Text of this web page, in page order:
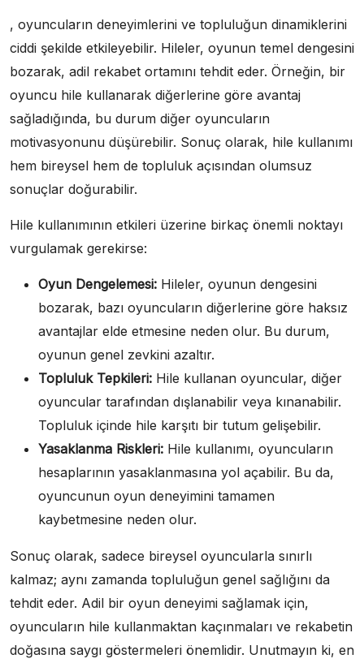
, oyuncuların deneyimlerini ve topluluğun dinamiklerini
ciddi şekilde etkileyebilir. Hileler, oyunun temel dengesini
bozarak, adil rekabet ortamını tehdit eder. Örneğin, bir
oyuncu hile kullanarak diğerlerine göre avantaj
sağladığında, bu durum diğer oyuncuların
motivasyonunu düşürebilir. Sonuç olarak, hile kullanımı
hem bireysel hem de topluluk açısından olumsuz
sonuçlar doğurabilir.
Hile kullanımının etkileri üzerine birkaç önemli noktayı
vurgulamak gerekirse:
Oyun Dengelemesi: Hileler, oyunun dengesini
bozarak, bazı oyuncuların diğerlerine göre haksız
avantajlar elde etmesine neden olur. Bu durum,
oyunun genel zevkini azaltır.
Topluluk Tepkileri: Hile kullanan oyuncular, diğer
oyuncular tarafından dışlanabilir veya kınanabilir.
Topluluk içinde hile karşıtı bir tutum gelişebilir.
Yasaklanma Riskleri: Hile kullanımı, oyuncuların
hesaplarının yasaklanmasına yol açabilir. Bu da,
oyuncunun oyun deneyimini tamamen
kaybetmesine neden olur.
Sonuç olarak, sadece bireysel oyuncularla sınırlı
kalmaz; aynı zamanda topluluğun genel sağlığını da
tehdit eder. Adil bir oyun deneyimi sağlamak için,
oyuncuların hile kullanmaktan kaçınmaları ve rekabetin
doğasına saygı göstermeleri önemlidir. Unutmayın ki, en